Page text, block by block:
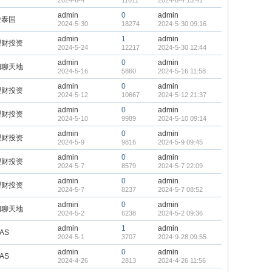
国 admin
2024-5-30
0
18274
admin
2024-5-30 09:16
投资 admin
2024-5-24
1
12217
admin
2024-5-30 12:44
天地 admin
2024-5-16
0
5860
admin
2024-5-16 11:58
投资 admin
2024-5-12
0
10667
admin
2024-5-12 21:37
投资 admin
2024-5-10
0
9989
admin
2024-5-10 09:14
投资 admin
2024-5-9
0
9816
admin
2024-5-9 09:45
投资 admin
2024-5-7
0
8579
admin
2024-5-7 22:09
投资 admin
2024-5-7
0
8237
admin
2024-5-7 08:52
天地 admin
2024-5-2
0
6238
admin
2024-5-2 09:36
admin
2024-5-1
1
3707
admin
2024-9-28 09:55
admin
2024-4-26
0
2813
admin
2024-4-26 11:56